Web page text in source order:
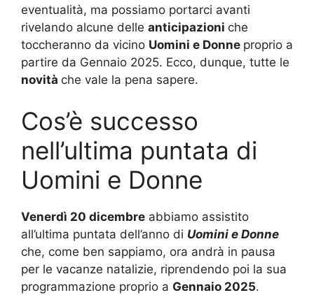
eventualità, ma possiamo portarci avanti
rivelando alcune delle anticipazioni che
toccheranno da vicino Uomini e Donne proprio a
partire da Gennaio 2025. Ecco, dunque, tutte le
novità che vale la pena sapere.
Cos’è successo
nell’ultima puntata di
Uomini e Donne
Venerdì 20 dicembre abbiamo assistito
all’ultima puntata dell’anno di Uomini e Donne
che, come ben sappiamo, ora andrà in pausa
per le vacanze natalizie, riprendendo poi la sua
programmazione proprio a Gennaio 2025.